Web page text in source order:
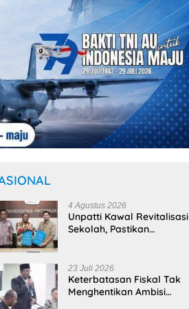
4 Agustus 2026
Unpatti Kawal Revitalisasi
Sekolah, Pastikan
Sasaran
23 Juli 2026
Keterbatasan Fiskal Tak
Menghentikan Ambisi